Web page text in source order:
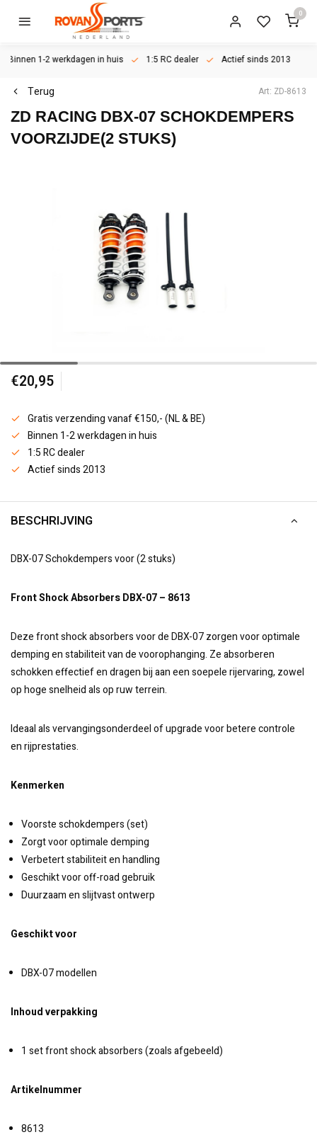
0
Binnen 1-2 werkdagen in huis 1:5 RC dealer Actief sinds 2013
Terug Art: ZD-8613
ZD RACING DBX-07 SCHOKDEMPERS
VOORZIJDE(2 STUKS)
€20,95
Gratis verzending vanaf €150,- (NL & BE)
Binnen 1-2 werkdagen in huis
1:5 RC dealer
Actief sinds 2013
BESCHRIJVING
DBX-07 Schokdempers voor (2 stuks)
Front Shock Absorbers DBX-07 – 8613
Deze front shock absorbers voor de DBX-07 zorgen voor optimale
demping en stabiliteit van de voorophanging. Ze absorberen
schokken effectief en dragen bij aan een soepele rijervaring, zowel
op hoge snelheid als op ruw terrein.
Ideaal als vervangingsonderdeel of upgrade voor betere controle
en rijprestaties.
Kenmerken
Voorste schokdempers (set)
Zorgt voor optimale demping
Verbetert stabiliteit en handling
Geschikt voor off-road gebruik
Duurzaam en slijtvast ontwerp
Geschikt voor
DBX-07 modellen
Inhoud verpakking
1 set front shock absorbers (zoals afgebeeld)
Artikelnummer
8613